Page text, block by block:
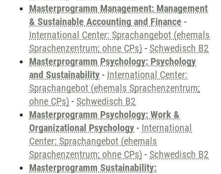
Masterprogramm Management: Management
& Sustainable Accounting and Finance -
International Center: Sprachangebot (ehemals
Sprachenzentrum; ohne CPs) - Schwedisch B2
Masterprogramm Psychology: Psychology
and Sustainability - International Center:
Sprachangebot (ehemals Sprachenzentrum;
ohne CPs) - Schwedisch B2
Masterprogramm Psychology: Work &
Organizational Psychology - International
Center: Sprachangebot (ehemals
Sprachenzentrum; ohne CPs) - Schwedisch B2
Masterprogramm Sustainability: